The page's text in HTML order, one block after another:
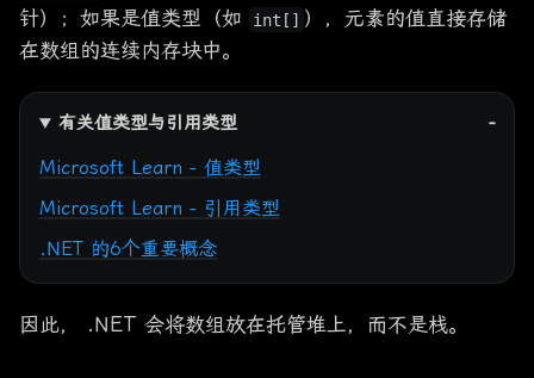
针）；如果是值类型（如
int[] ），元素的值直接存储
在数组的连续内存块中。
有关值类型与引用类型
Microsoft Learn - 值类型
Microsoft Learn - 引用类型
.NET 的6个重要概念
因此， .NET 会将数组放在托管堆上，而不是栈。